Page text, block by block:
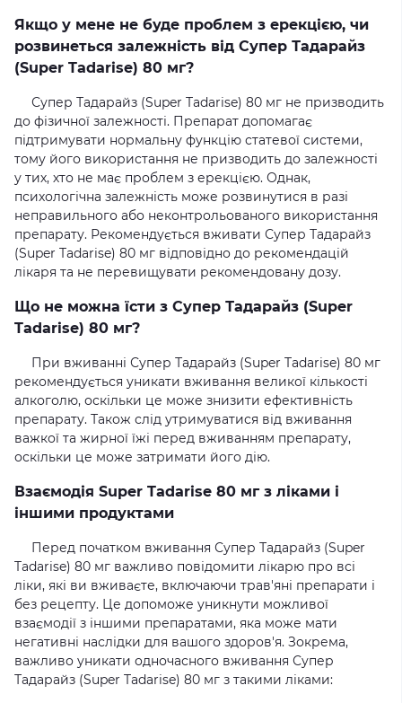
Якщо у мене не буде проблем з ерекцією, чи
розвинеться залежність від Супер Тадарайз
(Super Tadarise) 80 мг?
Супер Тадарайз (Super Tadarise) 80 мг не призводить
до фізичної залежності. Препарат допомагає
підтримувати нормальну функцію статевої системи,
тому його використання не призводить до залежності
у тих, хто не має проблем з ерекцією. Однак,
психологічна залежність може розвинутися в разі
неправильного або неконтрольованого використання
препарату. Рекомендується вживати Супер Тадарайз
(Super Tadarise) 80 мг відповідно до рекомендацій
лікаря та не перевищувати рекомендовану дозу.
Що не можна їсти з Супер Тадарайз (Super
Tadarise) 80 мг?
При вживанні Супер Тадарайз (Super Tadarise) 80 мг
рекомендується уникати вживання великої кількості
алкоголю, оскільки це може знизити ефективність
препарату. Також слід утримуватися від вживання
важкої та жирної їжі перед вживанням препарату,
оскільки це може затримати його дію.
Взаємодія Super Tadarise 80 мг з ліками і
іншими продуктами
Перед початком вживання Супер Тадарайз (Super
Tadarise) 80 мг важливо повідомити лікарю про всі
ліки, які ви вживаєте, включаючи трав'яні препарати і
без рецепту. Це допоможе уникнути можливої
взаємодії з іншими препаратами, яка може мати
негативні наслідки для вашого здоров'я. Зокрема,
важливо уникати одночасного вживання Супер
Тадарайз (Super Tadarise) 80 мг з такими ліками: